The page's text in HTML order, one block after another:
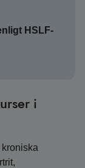
HSLF-
i